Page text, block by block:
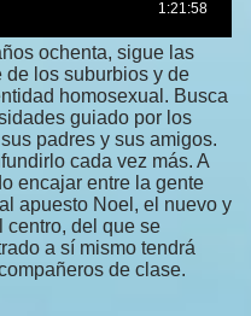
ochenta, sigue las
los suburbios y de
homosexual. Busca
guiado por los
padres y sus amigos.
cada vez más. A
encajar entre la gente
apuesto Noel, el nuevo y
centro, del que se
a sí mismo tendrá
de clase.